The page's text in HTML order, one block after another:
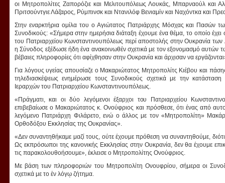
οι Μητροπολίτες Ζαπορόζιε και Μελιτουπόλεως Λουκάς, Μπαρναούλ και
Πριτσούντγιε Λάζαρος, Ρύμπινσκ και Ντανιλόφ Βενιαμίν και Ναχόντκα και
Στην εναρκτήρια ομίλα του ο Αγιώτατος Πατριάρχης Μόσχας και Πασών
Συνοδικούς: «Σήμερα στην ημερήσια διάταξη έχουμε ένα θέμα, το οποίο
του Πατριαρχείου Κωνσταντινουπόλεως περί αποστολής στην Ουκρανία των
η Σύνοδος εξέδωσε ήδη ένα ανακοινωθέν σχετικά με τον εξονομασμό αυτών
βέβαιες πληροφορίες ότι αφίχθησαν στην Ουκρανία και άρχισαν να
Για λόγους υγείας απουσίαζε ο Μακαριώτατος Μητροπολίτς Κιέβου και
τηλεδιασκέψεως ενημέρωσε τους Συνοδικούς σχετικά με την κατάσταση
Ιεραρχών του Πατριαρχείου Κωνσταντινουπόλεως.
«Πράγματι, και οι δύο λεγόμενοι έξαρχοι του Πατριαρχείου
επιβεβαίωσε ο Μακαριώτατος κ. Ονούφριος και πρόσθεσε, ότι ένας από
λεγόμενο Πατριάρχη Φιλάρετο, ενώ ο άλλος με τον «Μητροπολίτη»
Ορθοδόξου Εκκλησίας της Ουκρανίας».
«Δεν συναντηθήκαμε μαζί τους, ούτε έχουμε πρόθεση να συναντηθούμε,
Ως εκπρόσωποι της κανονικής Εκκλησίας στην Ουκρανία, δεν θα έχουμε
τις παρακολουθοήσουμε», έκλεισε ο Μητροπολίτης Ονούφριος.
Με βάση των πληροφοριών του Μητροπολίτη Ονουφρίου, σήμερα οι
σχετικά με το ἐν λόγῳ ζήτημα.